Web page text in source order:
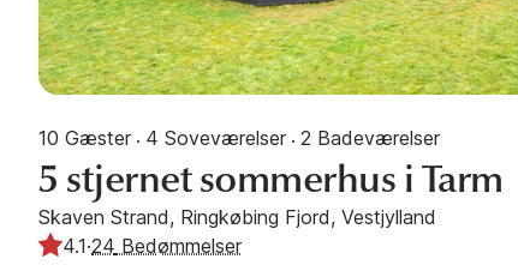
10 Gæster · 4 Soveværelser · 2 Badeværelser
5 stjernet sommerhus i Tarm
Skaven Strand, Ringkøbing Fjord, Vestjylland
4.1·24 Bedømmelser